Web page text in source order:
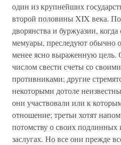
один из крупнейших
второй половины XIX века.
дворянства и буржуазии,
мемуары, преследуют обычно
менее ясно выраженную
числом свести счеты со
противниками; другие
некоторыми дотоле
они участвовали или к
отношение; третьи хотят
потомству о своих
заслугах. Но все они прежде